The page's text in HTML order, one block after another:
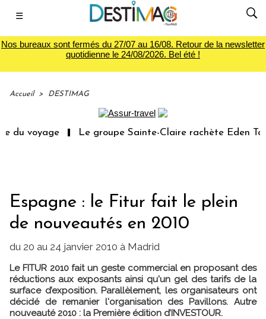
☰
Nos bureaux sont fermés du 27/07 au 16/08. Retour de la newsletter
quotidienne le 24/08/2026. Bel été !
Accueil > DESTIMAG
voyage Le groupe Sainte-Claire rachète Eden Tour
Espagne : le Fitur fait le plein
de nouveautés en 2010
du 20 au 24 janvier 2010 à Madrid
Le FITUR 2010 fait un geste commercial en proposant des
réductions aux exposants ainsi qu'un gel des tarifs de la
surface d’exposition. Parallèlement, les organisateurs ont
décidé de remanier l'organisation des Pavillons. Autre
nouveauté 2010 : la Première édition d’INVESTOUR.